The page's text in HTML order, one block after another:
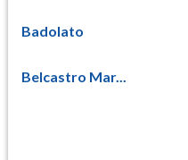
Badolato
Belcastro Mar...